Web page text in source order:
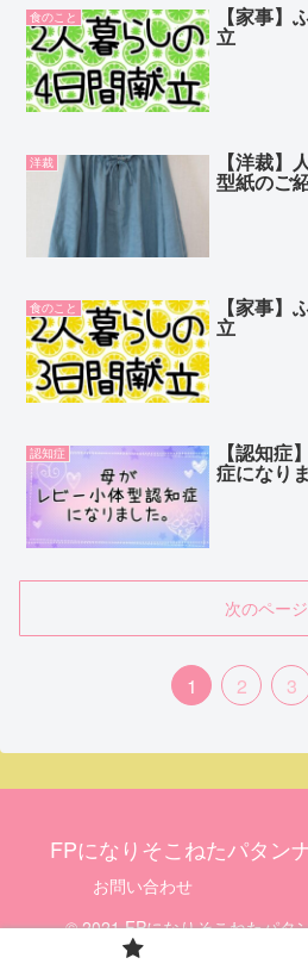
食のこと 【家事】
立
洋裁 【洋裁】
型紙のご
食のこと 【家事】
立
認知症 【認知症
症になり
次のページ
1 2 3
FPになりそこねたパタン
お問い合わせ
© 2021 FPになりそこねたパタ